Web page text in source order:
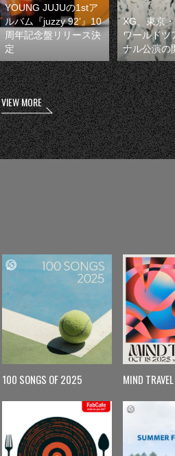
YOUNG JUJUの1stア
ルバム『juzzy 92’』10
周年記念盤リリース決
定
XG、東京
ワールドツ
ナル公演の
VIEW MORE
100 SONGS OF 2025 MIND TRAVEL